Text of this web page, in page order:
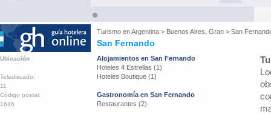
Turismo enArgentina > Buenos Aires, Gran > San
San Fernando
Ubicación
Telediscado:
11
Código postal:
1646
Alojamientos en San Fernando
Hoteles 4 Estrellas (1)
Hoteles Boutique (1)
Gastronomía en San Fernando
Restaurantes (2)